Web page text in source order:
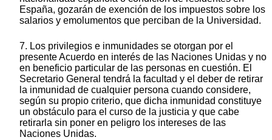
España, gozarán de exención de los impuestos sobre los
salarios y emolumentos que perciban de la Universidad.
7. Los privilegios e inmunidades se otorgan por el
presente Acuerdo en interés de las Naciones Unidas y no
en beneficio particular de las personas en cuestión. El
Secretario General tendrá la facultad y el deber de retirar
la inmunidad de cualquier persona cuando considere,
según su propio criterio, que dicha inmunidad constituye
un obstáculo para el curso de la justicia y que cabe
retirarla sin poner en peligro los intereses de las
Naciones Unidas.